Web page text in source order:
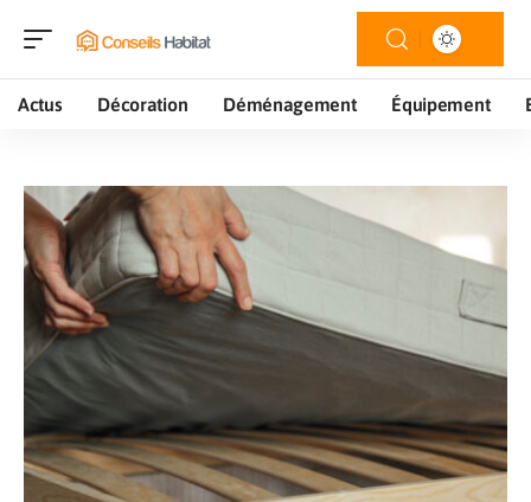
Actus Décoration Déménagement Équipement